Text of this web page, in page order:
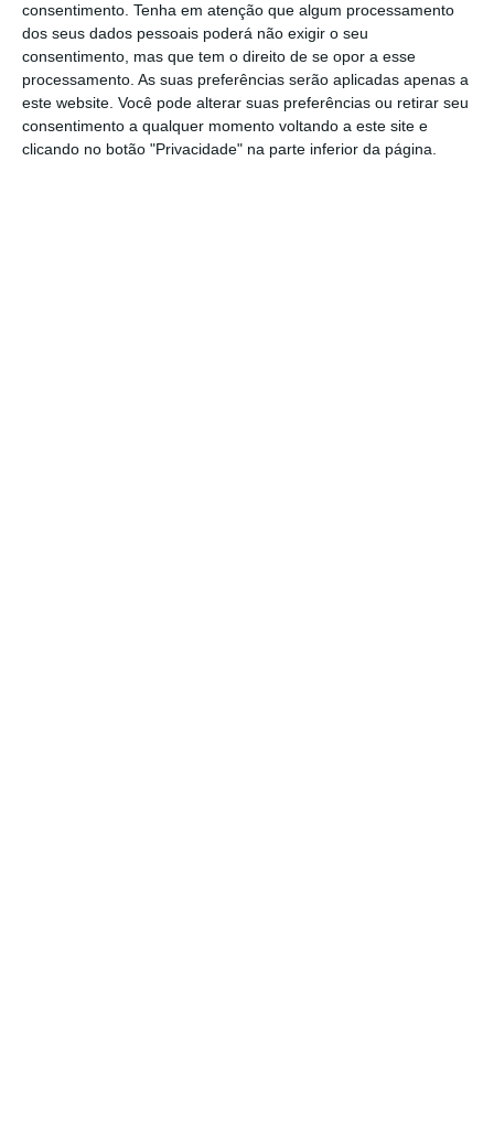
consentimento. Tenha em atenção que algum processamento
dos seus dados pessoais poderá não exigir o seu
consentimento, mas que tem o direito de se opor a esse
processamento. As suas preferências serão aplicadas apenas a
este website. Você pode alterar suas preferências ou retirar seu
consentimento a qualquer momento voltando a este site e
clicando no botão "Privacidade" na parte inferior da página.
100% da lotação preenchida se forem
transportes que funcionem
exclusivamente com lugares sentados;
Os espetáculos culturais podem